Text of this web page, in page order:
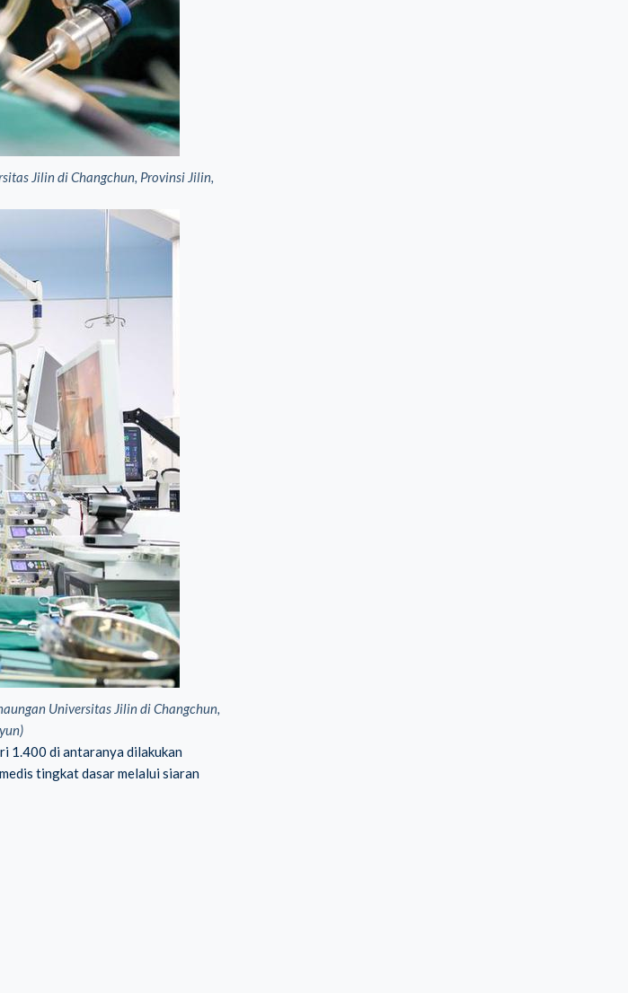
Jilin di Changchun, Provinsi Jilin,
Universitas Jilin di Changchun,
1.400 di antaranya dilakukan
tingkat dasar melalui siaran